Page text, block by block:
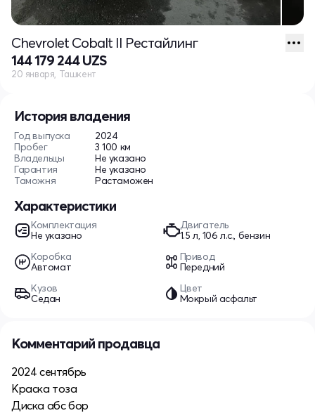
История владения
Год выпуска
2024
Пробег
3 100 км
Владельцы
Не указано
Гарантия
Не указано
Таможня
Растаможен
Характеристики
Комплектация
Не указано
Двигатель
1.5 л, 106 л.с., бензин
Коробка
Автомат
Привод
Передний
Кузов
Седан
Цвет
Мокрый асфальт
Chevrolet Cobalt II Рестайлинг
144 179 244 UZS
20 января, Ташкент
Комментарий продавца
2024 сентябрь
Краска тоза
Диска абс бор